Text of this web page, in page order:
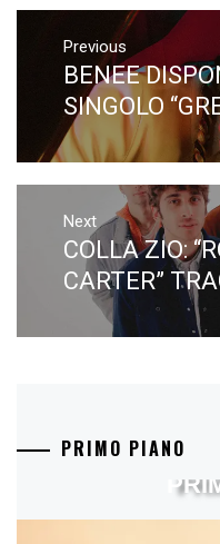
Navigazione
articoli
Previous
Previous
post:
BENEE
SINGOLO
Next
Next
post:
COLLA ZIO:
CARTER”
PRIMO PIANO